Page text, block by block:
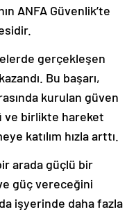
ANFA Güvenlik’te
gerçekleşen
Bu başarı,
kurulan güven
ve birlikte hareket
katılım hızla arttı.
arada güçlü bir
güç vereceğini
işyerinde daha fazla